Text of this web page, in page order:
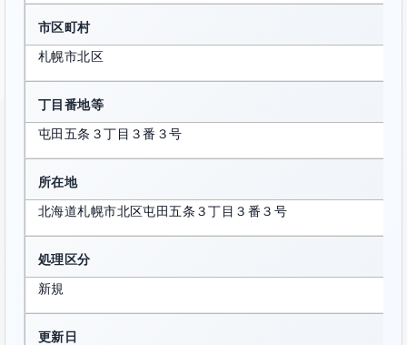
市区町村
札幌市北区
丁目番地等
屯田五条３丁目３番３号
所在地
北海道札幌市北区屯田五条３丁目３番３号
処理区分
新規
更新日